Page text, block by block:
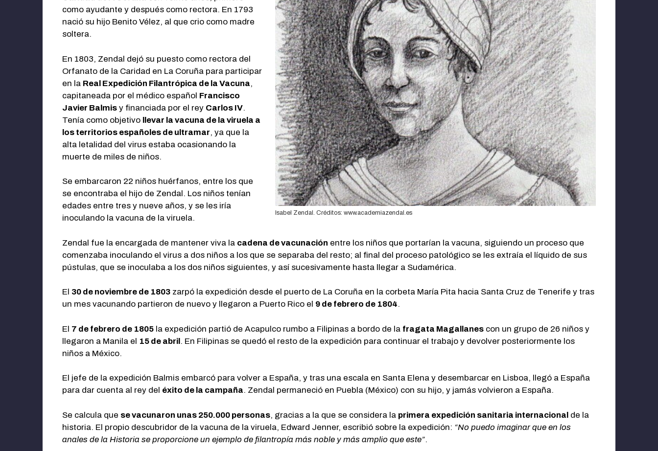
Isabel Zendal. Créditos: www.academiazendal.es
como ayudante y después como rectora. En 1793
nació su hijo Benito Vélez, al que crio como madre
soltera.
En 1803, Zendal dejó su puesto como rectora del
Orfanato de la Caridad en La Coruña para participar
en la Real Expedición Filantrópica de la Vacuna,
capitaneada por el médico español Francisco
Javier Balmis y financiada por el rey Carlos IV.
Tenía como objetivo llevar la vacuna de la viruela a
los territorios españoles de ultramar, ya que la
alta letalidad del virus estaba ocasionando la
muerte de miles de niños.
Se embarcaron 22 niños huérfanos, entre los que
se encontraba el hijo de Zendal. Los niños tenían
edades entre tres y nueve años, y se les iría
inoculando la vacuna de la viruela.
Zendal fue la encargada de mantener viva la cadena de vacunación entre los niños que portarían la vacuna, siguiendo un proceso que
comenzaba inoculando el virus a dos niños a los que se separaba del resto; al final del proceso patológico se les extraía el líquido de sus
pústulas, que se inoculaba a los dos niños siguientes, y así sucesivamente hasta llegar a Sudamérica.
El 30 de noviembre de 1803 zarpó la expedición desde el puerto de La Coruña en la corbeta María Pita hacia Santa Cruz de Tenerife y tras
un mes vacunando partieron de nuevo y llegaron a Puerto Rico el 9 de febrero de 1804.
El 7 de febrero de 1805 la expedición partió de Acapulco rumbo a Filipinas a bordo de la fragata Magallanes con un grupo de 26 niños y
llegaron a Manila el 15 de abril. En Filipinas se quedó el resto de la expedición para continuar el trabajo y devolver posteriormente los
niños a México.
El jefe de la expedición Balmis embarcó para volver a España, y tras una escala en Santa Elena y desembarcar en Lisboa, llegó a España
para dar cuenta al rey del éxito de la campaña. Zendal permaneció en Puebla (México) con su hijo, y jamás volvieron a España.
Se calcula que se vacunaron unas 250.000 personas, gracias a la que se considera la primera expedición sanitaria internacional de la
historia. El propio descubridor de la vacuna de la viruela, Edward Jenner, escribió sobre la expedición: “No puedo imaginar que en los
anales de la Historia se proporcione un ejemplo de filantropía más noble y más amplio que este”.